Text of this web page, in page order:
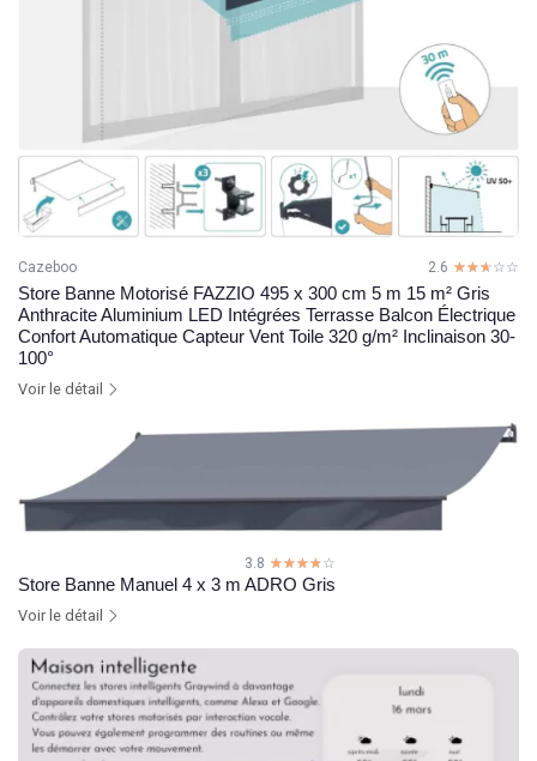
Cazeboo 2.6 ☆☆☆☆☆
★★★★★
Store Banne Motorisé FAZZIO 495 x 300 cm 5 m 15 m² Gris
Anthracite Aluminium LED Intégrées Terrasse Balcon Électrique
Confort Automatique Capteur Vent Toile 320 g/m² Inclinaison 30-
100°
Voir le détail
3.8 ☆☆☆☆☆
★★★★★
Store Banne Manuel 4 x 3 m ADRO Gris
Voir le détail